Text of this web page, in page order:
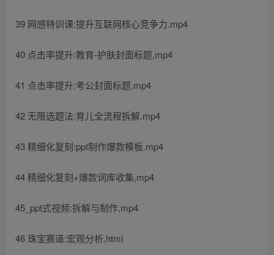
39 网感特训课:提升互联网核心竞争力.mp4
40 点击率提升:教育-护肤封面标题,mp4
41 点击率提升:考公封面标题.mp4
42 无限选题法:育儿全流程拆解.mp4
43 精细化复刻:ppt制作爆款模板.mp4
44 精细化复刻+爆款词库收集,mp4
45_ppt式视频:拆解与制作,mp4
46 珠宝赛道:宏观分析.html